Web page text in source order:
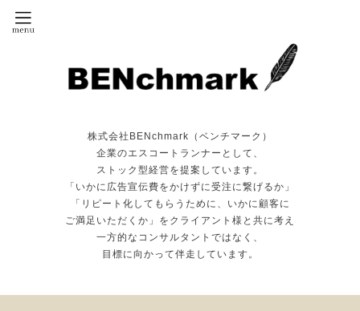
株式会社BENchmark（ベンチマーク）
企業のエスコートランナーとして、
ストック型経営を提案しています。
「いかに広告宣伝費をかけずに受注に繋げるか」
「リピート化してもらうために、いかに顧客に
ご満足いただくか」をクライアント様と共に考え
一方的なコンサルタントではなく、
目標に向かって伴走しています。